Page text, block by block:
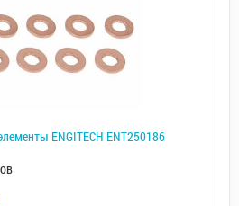
ENGITECH ENT250186